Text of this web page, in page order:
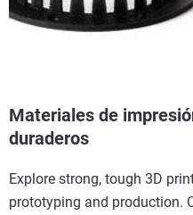
Materiales de
duraderos
Explore strong, tough 3D
prototyping and production.